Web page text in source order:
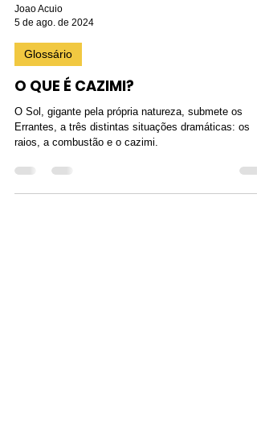
Joao Acuio
5 de ago. de 2024
Glossário
O QUE É CAZIMI?
O Sol, gigante pela própria natureza, submete os
raios, a combustão e o cazimi.